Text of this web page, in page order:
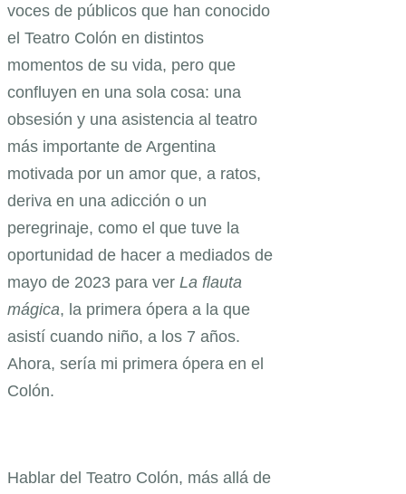
voces de públicos que han conocido
el Teatro Colón en distintos
momentos de su vida, pero que
confluyen en una sola cosa: una
obsesión y una asistencia al teatro
más importante de Argentina
motivada por un amor que, a ratos,
deriva en una adicción o un
peregrinaje, como el que tuve la
oportunidad de hacer a mediados de
mayo de 2023 para ver La flauta
mágica, la primera ópera a la que
asistí cuando niño, a los 7 años.
Ahora, sería mi primera ópera en el
Colón.
Hablar del Teatro Colón, más allá de